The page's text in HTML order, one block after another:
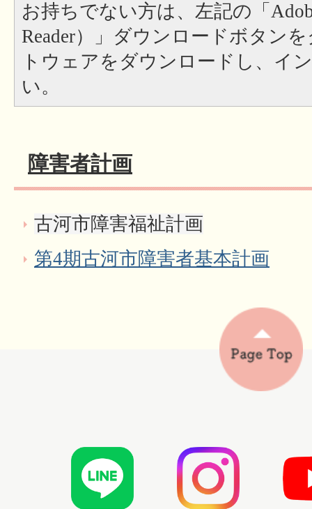
お持ちでない方は、左記の「
Reader）」ダウンロードボタン
トウェアをダウンロードし、イ
い。
障害者計画
古河市障害福祉計画
第4期古河市障害者基本計画